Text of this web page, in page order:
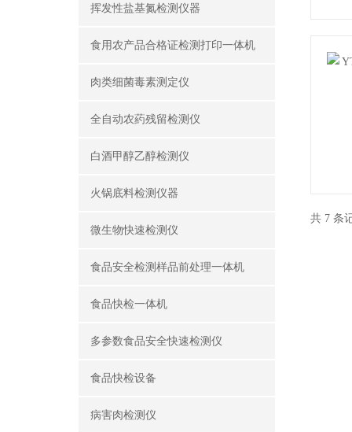
挥发性盐基氮检测仪器
食用农产品合格证检测打印一体机
肉类细菌毒素测定仪
全自动农葯残留检测仪
白酒甲醇乙醇检测仪
火锅底料检测仪器
微生物快速检测仪
食品安全检测样品前处理一体机
食品快检一体机
多参数食品安全快速检测仪
食品快检设备
病害肉检测仪
共 7 条